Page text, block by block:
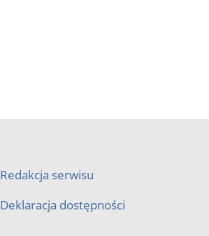
Redakcja serwisu
Deklaracja dostępności